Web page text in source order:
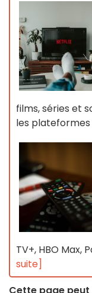
films, séries et
les
TV+, HBO Max,
suite]
Cette page